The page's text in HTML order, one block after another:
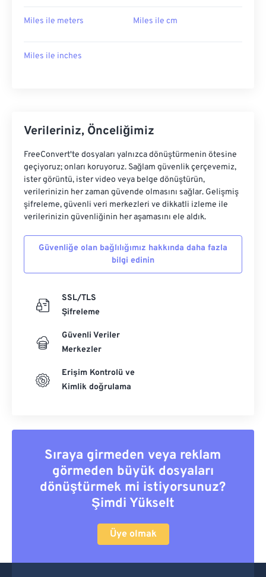
Miles ile meters Miles ile cm
Miles ile inches
Verileriniz, Önceliğimiz
FreeConvert'te dosyaları yalnızca dönüştürmenin ötesine
geçiyoruz; onları koruyoruz. Sağlam güvenlik çerçevemiz,
ister görüntü, ister video veya belge dönüştürün,
verilerinizin her zaman güvende olmasını sağlar. Gelişmiş
şifreleme, güvenli veri merkezleri ve dikkatli izleme ile
verilerinizin güvenliğinin her aşamasını ele aldık.
Güvenliğe olan bağlılığımız hakkında daha fazla
bilgi edinin
SSL/TLS
Şifreleme
Güvenli Veriler
Merkezler
Erişim Kontrolü ve
Kimlik doğrulama
Sıraya girmeden veya reklam
görmeden büyük dosyaları
dönüştürmek mi istiyorsunuz?
Şimdi Yükselt
Üye olmak